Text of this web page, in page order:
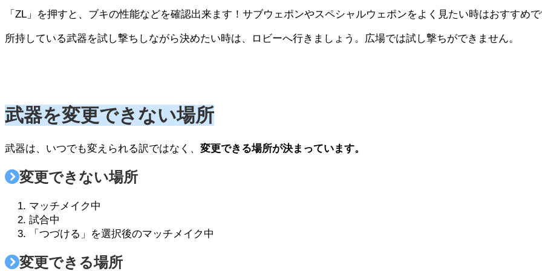
「ZL」を押すと、ブキの性能などを確認出来ます！サブウェポンやスペシャルウェポンをよく見たい時はおすすめ
所持している武器を試し撃ちしながら決めたい時は、ロビーへ行きましょう。広場では試し撃ちができません。
武器を変更できない場所
武器は、いつでも変えられる訳ではなく、 変更できる場所が決まっています。
変更できない場所
マッチメイク中
試合中
「つづける」を選択後のマッチメイク中
変更できる場所